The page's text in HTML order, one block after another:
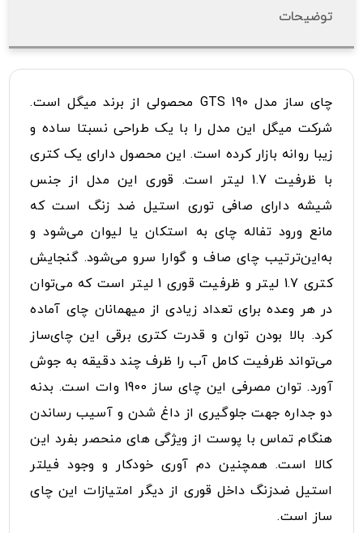
توضیحات
چای ساز مدل GTS 190 محصولی از برند میگل است.
شرکت میگل این مدل را با یک طراحی نسبتا ساده و
زیبا روانه بازار کرده است. این محصول دارای یک کتری
با ظرفیت 1.7 لیتر است. قوری این مدل از جنس
شیشه دارای صافی توری استیل ضد زنگ است که
مانع ورود تفاله چای به استکان یا لیوان می‌شود و
به‌این‌ترتیب چای صاف و گوارا سرو می‌شود. گنجایش
کتری 1.7 لیتر و ظرفیت قوری 1 لیتر است که می‌توان
در هر وعده برای تعداد زیادی از میهمانان چای آماده
کرد. بالا بودن توان و قدرت کتری برقی این چای‌ساز
می‌تواند ظرفیت کامل آب را ظرف چند دقیقه به جوش
آورد. توان مصرفی این چای ساز 1900 وات است. بدنه
دو جداره جهت جلوگیری از داغ شدن و آسیب رساندن
هنگام تماس با پوست از ویژگی های منحصر بفرد این
کالا است. همچنین دم آوری خودکار و وجود فیلتر
استیل ضدزنگ داخل قوری از دیگر امتیازات این چای
ساز است.